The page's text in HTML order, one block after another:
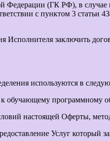
Федерации (ГК РФ), в
с пунктом 3
заключить
используются в
обучающему программному
настоящей Оферты,
Услуг который